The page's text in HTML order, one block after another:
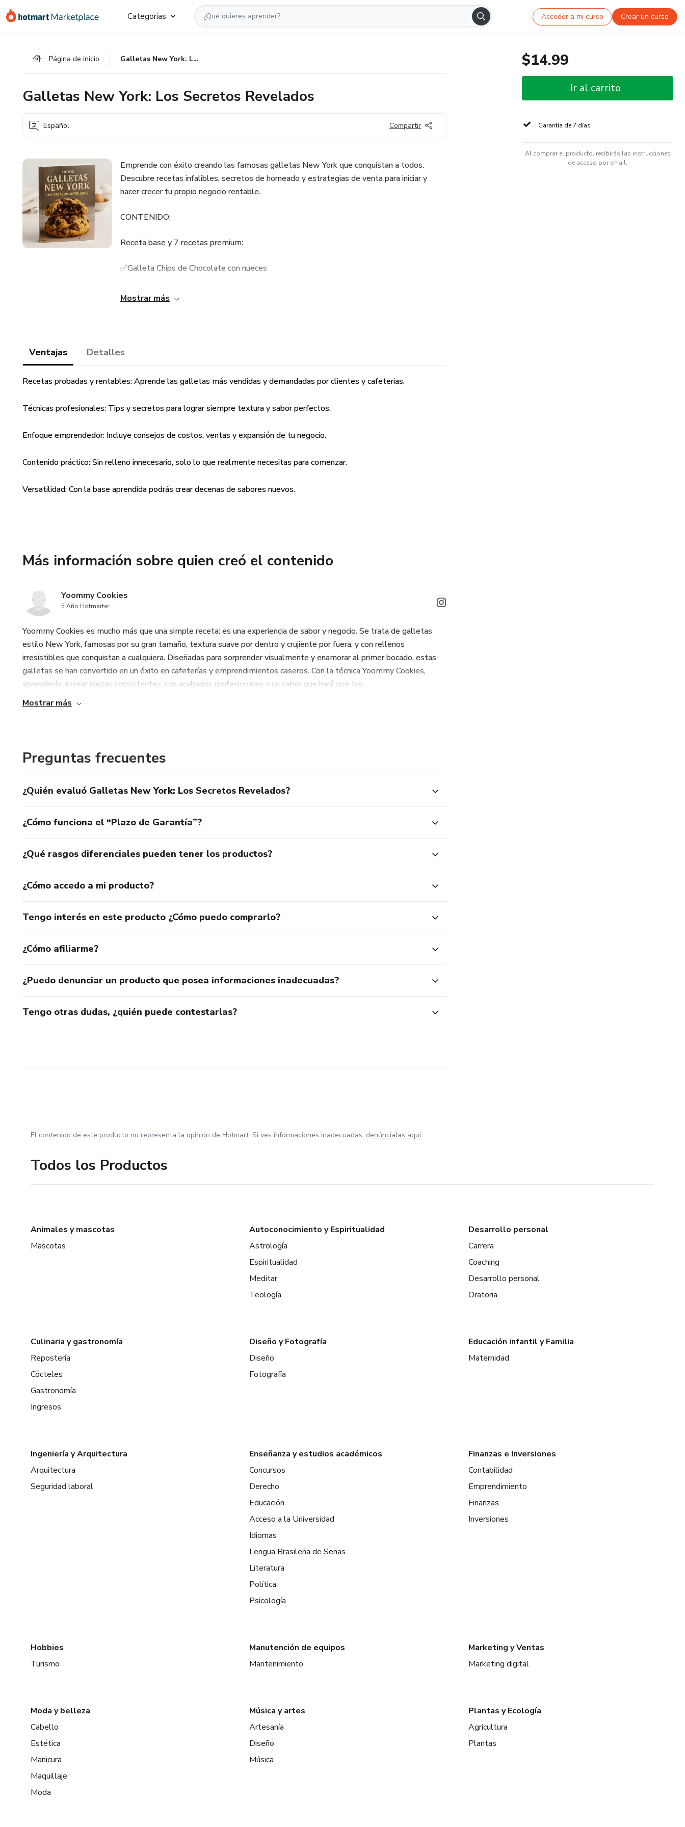
Categorías Acceder a mi curso Crear un curso
Página de inicio Galletas New York: Los Secretos Revelados
Galletas New York: Los Secretos Revelados
Español Compartir
Emprende con éxito creando las famosas galletas New York que conquistan a todos.
Descubre recetas infalibles, secretos de horneado y estrategias de venta para iniciar y
hacer crecer tu propio negocio rentable.
CONTENIDO:
Receta base y 7 recetas premium:
✅Galleta Chips de Chocolate con nueces
✅Galleta Chips de Chocolate Rellena de + Relleno de Caramelo salado y brownie
Mostrar más
Ventajas Detalles
Recetas probadas y rentables: Aprende las galletas más vendidas y demandadas por clientes y cafeterías.
Técnicas profesionales: Tips y secretos para lograr siempre textura y sabor perfectos.
Enfoque emprendedor: Incluye consejos de costos, ventas y expansión de tu negocio.
Contenido práctico: Sin relleno innecesario, solo lo que realmente necesitas para comenzar.
Versatilidad: Con la base aprendida podrás crear decenas de sabores nuevos.
Más información sobre quien creó el contenido
Yoommy Cookies
5 Año Hotmarter
Yoommy Cookies es mucho más que una simple receta: es una experiencia de sabor y negocio. Se trata de galletas
estilo New York, famosas por su gran tamaño, textura suave por dentro y crujiente por fuera, y con rellenos
irresistibles que conquistan a cualquiera. Diseñadas para sorprender visualmente y enamorar al primer bocado, estas
galletas se han convertido en un éxito en cafeterías y emprendimientos caseros. Con la técnica Yoommy Cookies,
aprenderás a crear piezas consistentes, con acabados profesionales y un sabor que hará que tus...
Mostrar más
Preguntas frecuentes
¿Quién evaluó Galletas New York: Los Secretos Revelados?
¿Cómo funciona el “Plazo de Garantía”?
¿Qué rasgos diferenciales pueden tener los productos?
¿Cómo accedo a mi producto?
Tengo interés en este producto ¿Cómo puedo comprarlo?
¿Cómo afiliarme?
¿Puedo denunciar un producto que posea informaciones inadecuadas?
Tengo otras dudas, ¿quién puede contestarlas?
$14.99
Ir al carrito
Garantía de 7 días
Al comprar el producto, recibirás las instrucciones
de acceso por email.
El contenido de este producto no representa la opinión de Hotmart. Si ves informaciones inadecuadas, denúncialas aquí
Todos los Productos
Animales y mascotas
Mascotas
Autoconocimiento y Espiritualidad
Astrología
Espiritualidad
Meditar
Teología
Desarrollo personal
Carrera
Coaching
Desarrollo personal
Oratoria
Culinaria y gastronomía
Repostería
Cócteles
Gastronomía
Ingresos
Diseño y Fotografía
Diseño
Fotografía
Educación infantil y Familia
Maternidad
Ingeniería y Arquitectura
Arquitectura
Seguridad laboral
Enseñanza y estudios académicos
Concursos
Derecho
Educación
Acceso a la Universidad
Idiomas
Lengua Brasileña de Señas
Literatura
Política
Psicología
Finanzas e Inversiones
Contabilidad
Emprendimiento
Finanzas
Inversiones
Hobbies
Turismo
Manutención de equipos
Mantenimiento
Marketing y Ventas
Marketing digital
Moda y belleza
Cabello
Estética
Manicura
Maquillaje
Moda
Música y artes
Artesanía
Diseño
Música
Plantas y Ecología
Agricultura
Plantas